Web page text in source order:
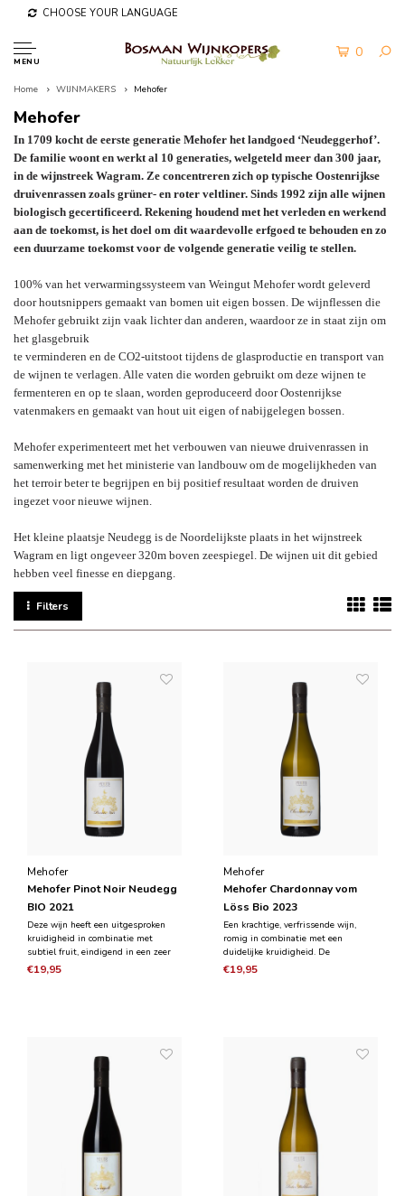
CHOOSE YOUR LANGUAGE
MENU
0
Home WIJNMAKERS Mehofer
Mehofer
In 1709 kocht de eerste generatie Mehofer het landgoed ‘Neudeggerhof’.
De familie woont en werkt al 10 generaties, welgeteld meer dan 300 jaar,
in de wijnstreek Wagram. Ze concentreren zich op typische Oostenrijkse
druivenrassen zoals grüner- en roter veltliner. Sinds 1992 zijn alle wijnen
biologisch gecertificeerd. Rekening houdend met het verleden en werkend
aan de toekomst, is het doel om dit waardevolle erfgoed te behouden en zo
een duurzame toekomst voor de volgende generatie veilig te stellen.
100% van het verwarmingssysteem van Weingut Mehofer wordt geleverd
door houtsnippers gemaakt van bomen uit eigen bossen. De wijnflessen die
Mehofer gebruikt zijn vaak lichter dan anderen, waardoor ze in staat zijn om
het glasgebruik
te verminderen en de CO2-uitstoot tijdens de glasproductie en transport van
de wijnen te verlagen. Alle vaten die worden gebruikt om deze wijnen te
fermenteren en op te slaan, worden geproduceerd door Oostenrijkse
vatenmakers en gemaakt van hout uit eigen of nabijgelegen bossen.
Mehofer experimenteert met het verbouwen van nieuwe druivenrassen in
samenwerking met het ministerie van landbouw om de mogelijkheden van
het terroir beter te begrijpen en bij positief resultaat worden de druiven
ingezet voor nieuwe wijnen.
Het kleine plaatsje Neudegg is de Noordelijkste plaats in het wijnstreek
Wagram en ligt ongeveer 320m boven zeespiegel. De wijnen uit dit gebied
hebben veel finesse en diepgang.
Filters
Mehofer
Mehofer Pinot Noir Neudegg
BIO 2021
Deze wijn heeft een uitgesproken
kruidigheid in combinatie met
subtiel fruit, eindigend in een zeer
lange chocolade en kersen afdronk.
€19,95
Mehofer
Mehofer Chardonnay vom
Löss Bio 2023
Een krachtige, verfrissende wijn,
romig in combinatie met een
duidelijke kruidigheid. De
chardonnay-druiven, gebruikt voor
€19,95